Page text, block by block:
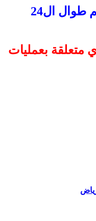
اتصل الان نحن في خدمتكم طوال ال24
متعلقة بعمليات